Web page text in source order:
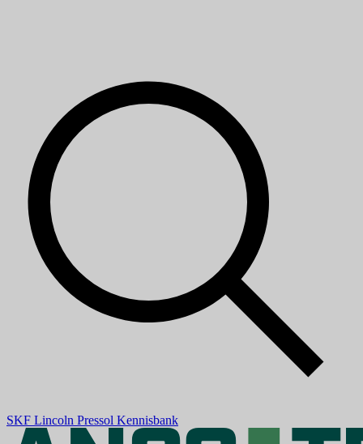
SKF Lincoln Pressol Kennisbank